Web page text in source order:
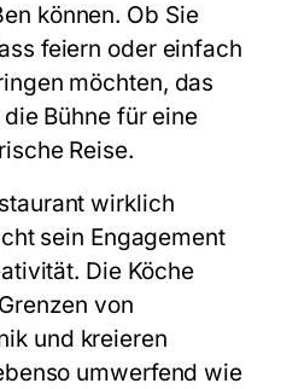
können. Ob Sie
feiern oder einfach
möchten, das
Bühne für eine
Reise.
wirklich
sein Engagement
Die Köche
von
und kreieren
umwerfend wie